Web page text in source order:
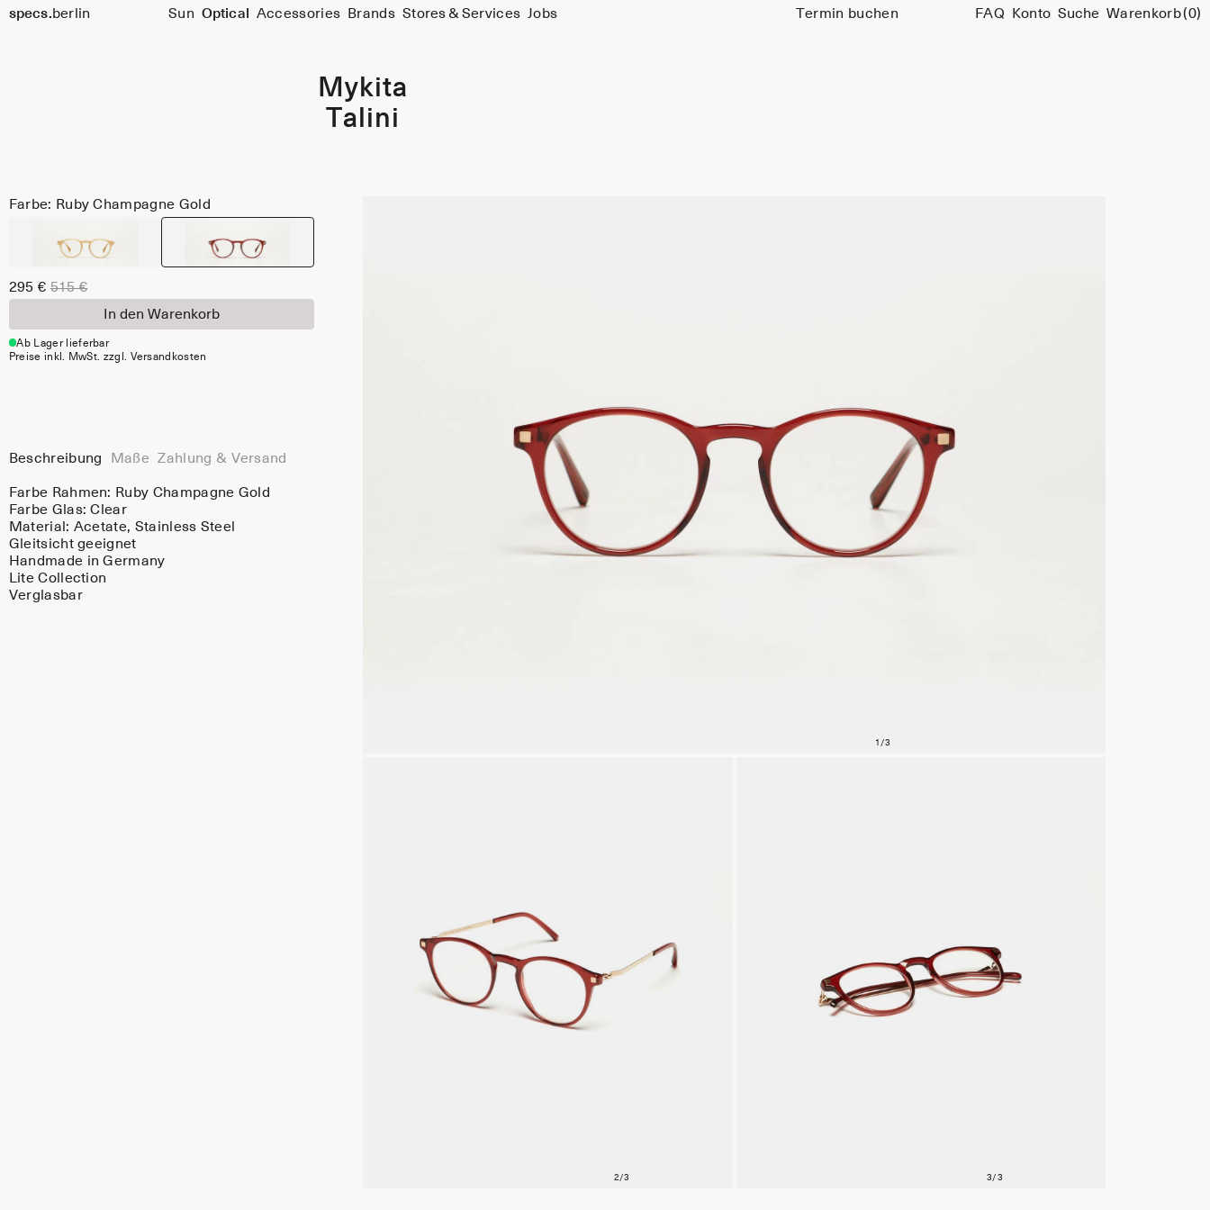
specs. berlin Sun Optical Accessories Brands Stores & Services Jobs Termin buchen FAQ Konto Suche Warenkorb(0)
Mykita
Talini
Farbe: Ruby Champagne Gold
295 €515 €
In den Warenkorb
Ab Lager lieferbar
Preise inkl. MwSt. zzgl. Versandkosten
Beschreibung Maße Zahlung & Versand
Farbe Rahmen: Ruby Champagne Gold
Farbe Glas:Clear
Material: Acetate, Stainless Steel
Gleitsicht geeignet
Handmade in Germany
Lite Collection
Verglasbar